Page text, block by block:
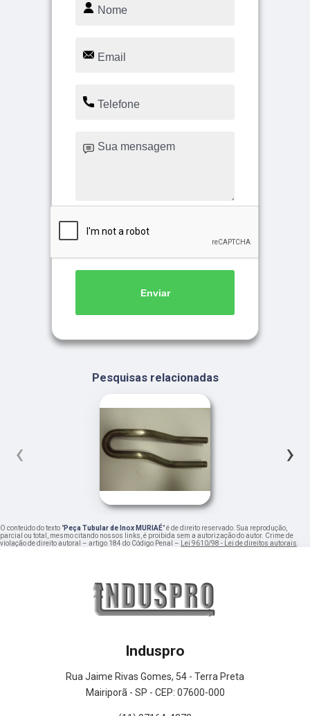
Enviar
Pesquisas relacionadas
‹ ›
O conteúdo do texto "Peça Tubular de Inox MURIAÉ" é de direito reservado. Sua reprodução,
parcial ou total, mesmo citando nossos links, é proibida sem a autorização do autor. Crime de
violação de direito autoral – artigo 184 do Código Penal – Lei 9610/98 - Lei de direitos autorais.
Induspro
Rua Jaime Rivas Gomes, 54 - Terra Preta
Mairiporã - SP - CEP: 07600-000